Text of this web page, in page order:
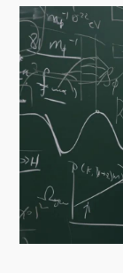
卓越工程师
专项工作
信息公开
关于我们
选择身份
信息系统